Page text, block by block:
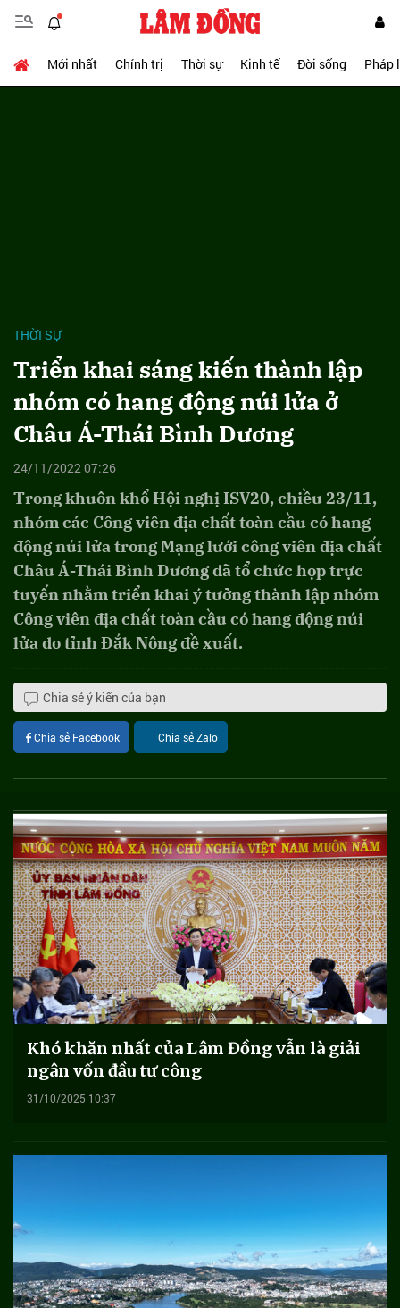
Mới nhất Chính trị Thời sự Kinh tế Đời sống Pháp
THỜI SỰ
Triển khai sáng kiến thành lập
nhóm có hang động núi lửa ở
Châu Á-Thái Bình Dương
24/11/2022 07:26
Trong khuôn khổ Hội nghị ISV20, chiều 23/11,
nhóm các Công viên địa chất toàn cầu có hang
động núi lửa trong Mạng lưới công viên địa chất
Châu Á-Thái Bình Dương đã tổ chức họp trực
tuyến nhằm triển khai ý tưởng thành lập nhóm
Công viên địa chất toàn cầu có hang động núi
lửa do tỉnh Đắk Nông đề xuất.
Chia sẻ ý kiến của bạn
Chia sẻ Facebook Chia sẻ Zalo
Khó khăn nhất của Lâm Đồng vẫn là giải
ngân vốn đầu tư công
31/10/2025 10:37